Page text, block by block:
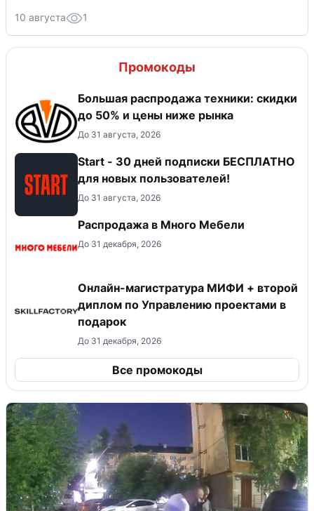
10 августа 1
Промокоды
Большая распродажа техники: скидки
до 50% и цены ниже рынка
До 31 августа, 2026
Start - 30 дней подписки БЕСПЛАТНО
для новых пользователей!
До 31 августа, 2026
Распродажа в Много Мебели
До 31 декабря, 2026
Онлайн-магистратура МИФИ + второй
диплом по Управлению проектами в
подарок
До 31 декабря, 2026
Все промокоды